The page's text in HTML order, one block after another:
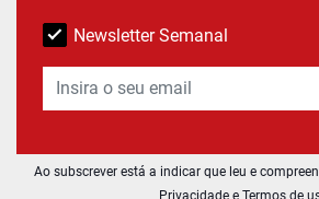
Newsletter Semanal
Ao subscrever está a indicar que leu e
Privacidade e Termos de